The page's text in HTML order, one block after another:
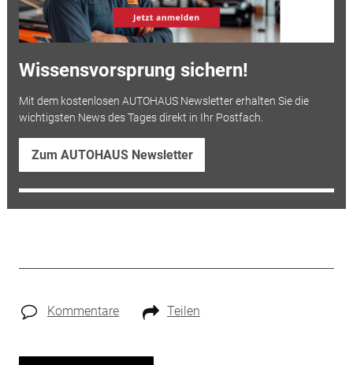
Wissensvorsprung sichern!
Mit dem kostenlosen AUTOHAUS Newsletter erhalten Sie die
wichtigsten News des Tages direkt in Ihr Postfach.
Zum AUTOHAUS Newsletter
Kommentare Teilen